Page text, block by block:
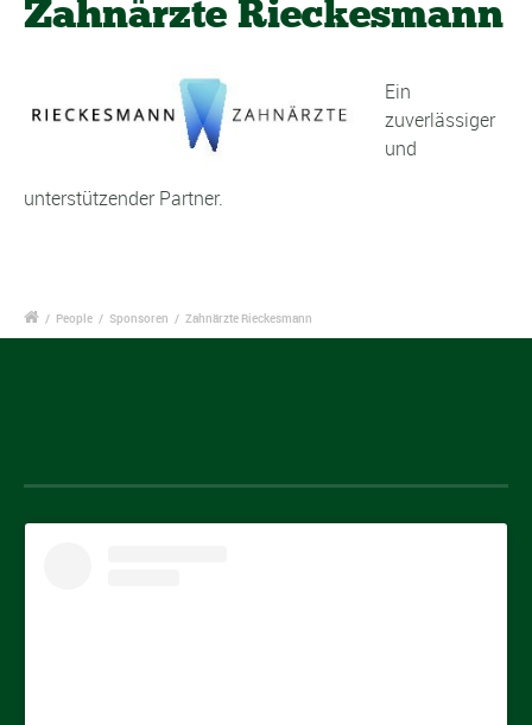
Zahnärzte Rieckesmann
Ein
zuverlässiger
und
unterstützender Partner.
/ People / Sponsoren / Zahnärzte Rieckesmann